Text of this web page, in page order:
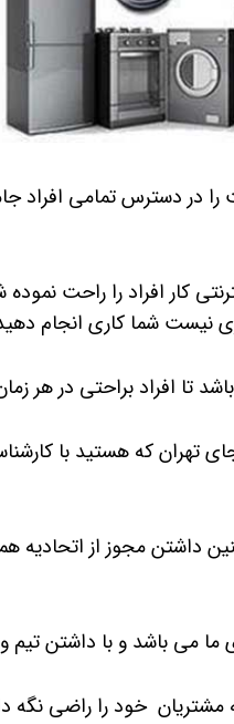
را در دسترس تمامی افراد
کار افراد را راحت
نیست شما کاری انجام
تا افراد براحتی در هر
تهران که هستید با
از 20 سال تجربه و همچنین
می باشد و با داشتن تیم
مشتریان خود را راضی